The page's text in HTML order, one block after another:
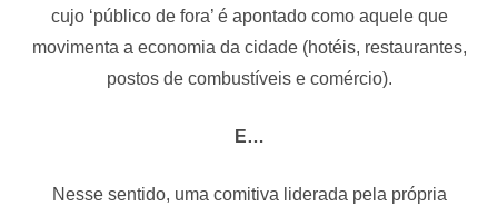
cujo ‘público de fora’ é apontado como aquele que
movimenta a economia da cidade (hotéis, restaurantes,
postos de combustíveis e comércio).
E…
Nesse sentido, uma comitiva liderada pela própria